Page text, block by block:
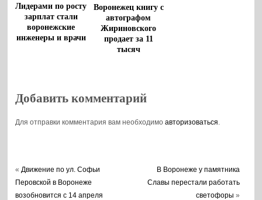
Лидерами по росту
зарплат стали
воронежские
инженеры и врачи
Воронежец книгу с
автографом
Жириновского
продает за 11
тысяч
Добавить комментарий
Для отправки комментария вам необходимоавторизоваться.
«Движение по ул. Софьи
Перовской в Воронеже
возобновится с 14 апреля
В Воронеже у памятника
Славы перестали работать
светофоры »